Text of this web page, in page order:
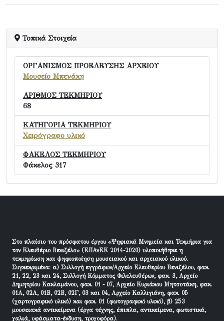
Τοπικά Στοιχεία
ΟΡΓΑΝΙΣΜΟΣ ΠΡΟΕΛΕΥΣΗΣ ΑΡΧΕΙΟΥ
Μουσείο Μπενάκη
ΑΡΙΘΜΟΣ ΤΕΚΜΗΡΙΟΥ
68
ΚΑΤΗΓΟΡΙΑ ΤΕΚΜΗΡΙΟΥ
Χειρόγραφο υλικό
ΦΑΚΕΛΟΣ ΤΕΚΜΗΡΙΟΥ
Φάκελος 317
Στο πλαίσιο του πρόσφατου έργου «Ψηφιακά Μνημεία και Τεκμήρια για
τον Ελευθέριο Βενιζέλο» (ΕΠΑνΕΚ 2014-2020) υλοποιήθηκε η
τεκμηρίωση και ψηφιοποίηση μουσειακού και αρχειακού υλικού.
Συγκεκριμένα: α) Συλλογή εγγράφων/Αρχείο Ελευθερίου Βενιζέλου, φακ.
21, 22, 23 και 24, Συλλογή Κόμματος Φιλελευθέρων, φακ. 3, Αρχείο
Δημητρίου Κακλαμάνου, φακ. 01 - 07, Αρχείο Κυριάκου Μητσοτάκη, φακ.
01Α, 02Α, 01Β, 02Β, 02Γ, 03 και 04, Αρχείο Καλλιγιάνη, φακ. 05
(χαρτογραφικό υλικό) και φακ. 01 (φωτογραφικό υλικό), β) 253
μουσειακά αντικείμενα (έργα τέχνης, έπιπλα, αντικείμενα, φωτιστικά,
χαλιά, υφάσματα-ένδυση, τροχοφόρα).